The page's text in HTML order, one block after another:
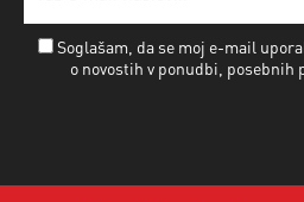
Soglašam, da se moj e-mail
o novostih v ponudbi, posebnih